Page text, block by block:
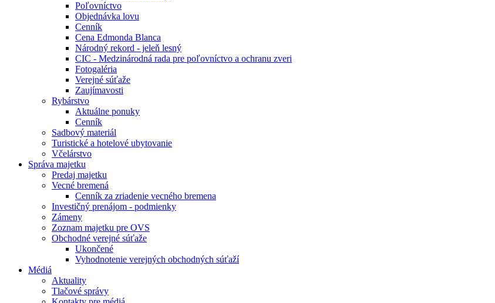
Poľovníctvo
Objednávka lovu
Cenník
Cena Edmonda Blanca
Národný rekord - jeleň lesný
CIC - Medzinárodná rada pre poľovníctvo a ochranu zveri
Fotogaléria
Verejné súťaže
Zaujímavosti
Rybárstvo
Aktuálne ponuky
Cenník
Sadbový materiál
Turistické a hotelové ubytovanie
Včelárstvo
Správa majetku
Predaj majetku
Vecné bremená
Cenník za zriadenie vecného bremena
Investičný prenájom - podmienky
Zámeny
Zoznam majetku pre OVS
Obchodné verejné súťaže
Ukončené
Vyhodnotenie verejných obchodných súťaží
Médiá
Aktuality
Tlačové správy